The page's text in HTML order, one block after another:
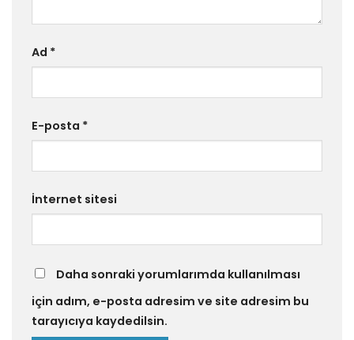
Ad *
E-posta *
İnternet sitesi
Daha sonraki yorumlarımda kullanılması
için adım, e-posta adresim ve site adresim bu
tarayıcıya kaydedilsin.